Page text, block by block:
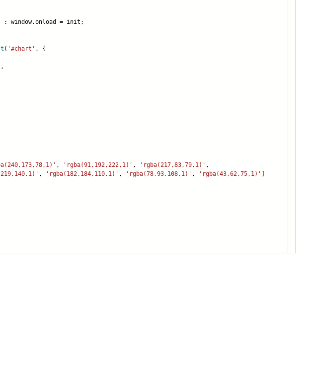
window.onload = init;
( '#chart' , {
,
, 'rgba(91,192,222,1)' , 'rgba(217,83,79,1)' ,
, 'rgba(182,184,110,1)' , 'rgba(78,93,108,1)' , 'rgba(43,62,75,1)'